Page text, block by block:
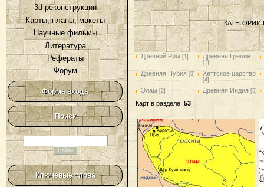
3d-реконструкции
Карты, планы, макеты
Научные фильмы
Литература
Рефераты
Форум
Форма входа
Поиск
Ключевые слова
КАТЕГОРИИ
Древний Рим [1] Древняя Греция
[1]
Древняя Нубия [3] Хеттское царство
[4]
Элам [2] Древняя Индия [5]
Карт в разделе: 53